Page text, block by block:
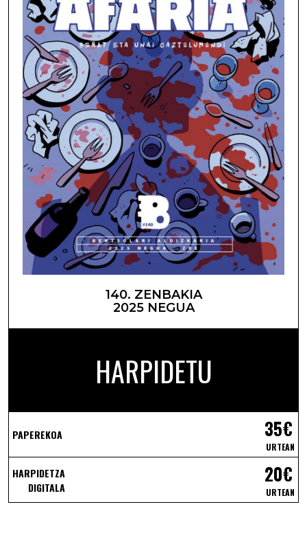
140. ZENBAKIA
2025 NEGUA
HARPIDETU
PAPEREKOA 35€
URTEAN
HARPIDETZA
DIGITALA
20€
URTEAN